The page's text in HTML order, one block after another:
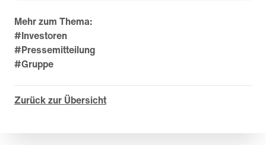
Mehr zum Thema:
#Investoren
#Pressemitteilung
#Gruppe
Zurück zur Übersicht